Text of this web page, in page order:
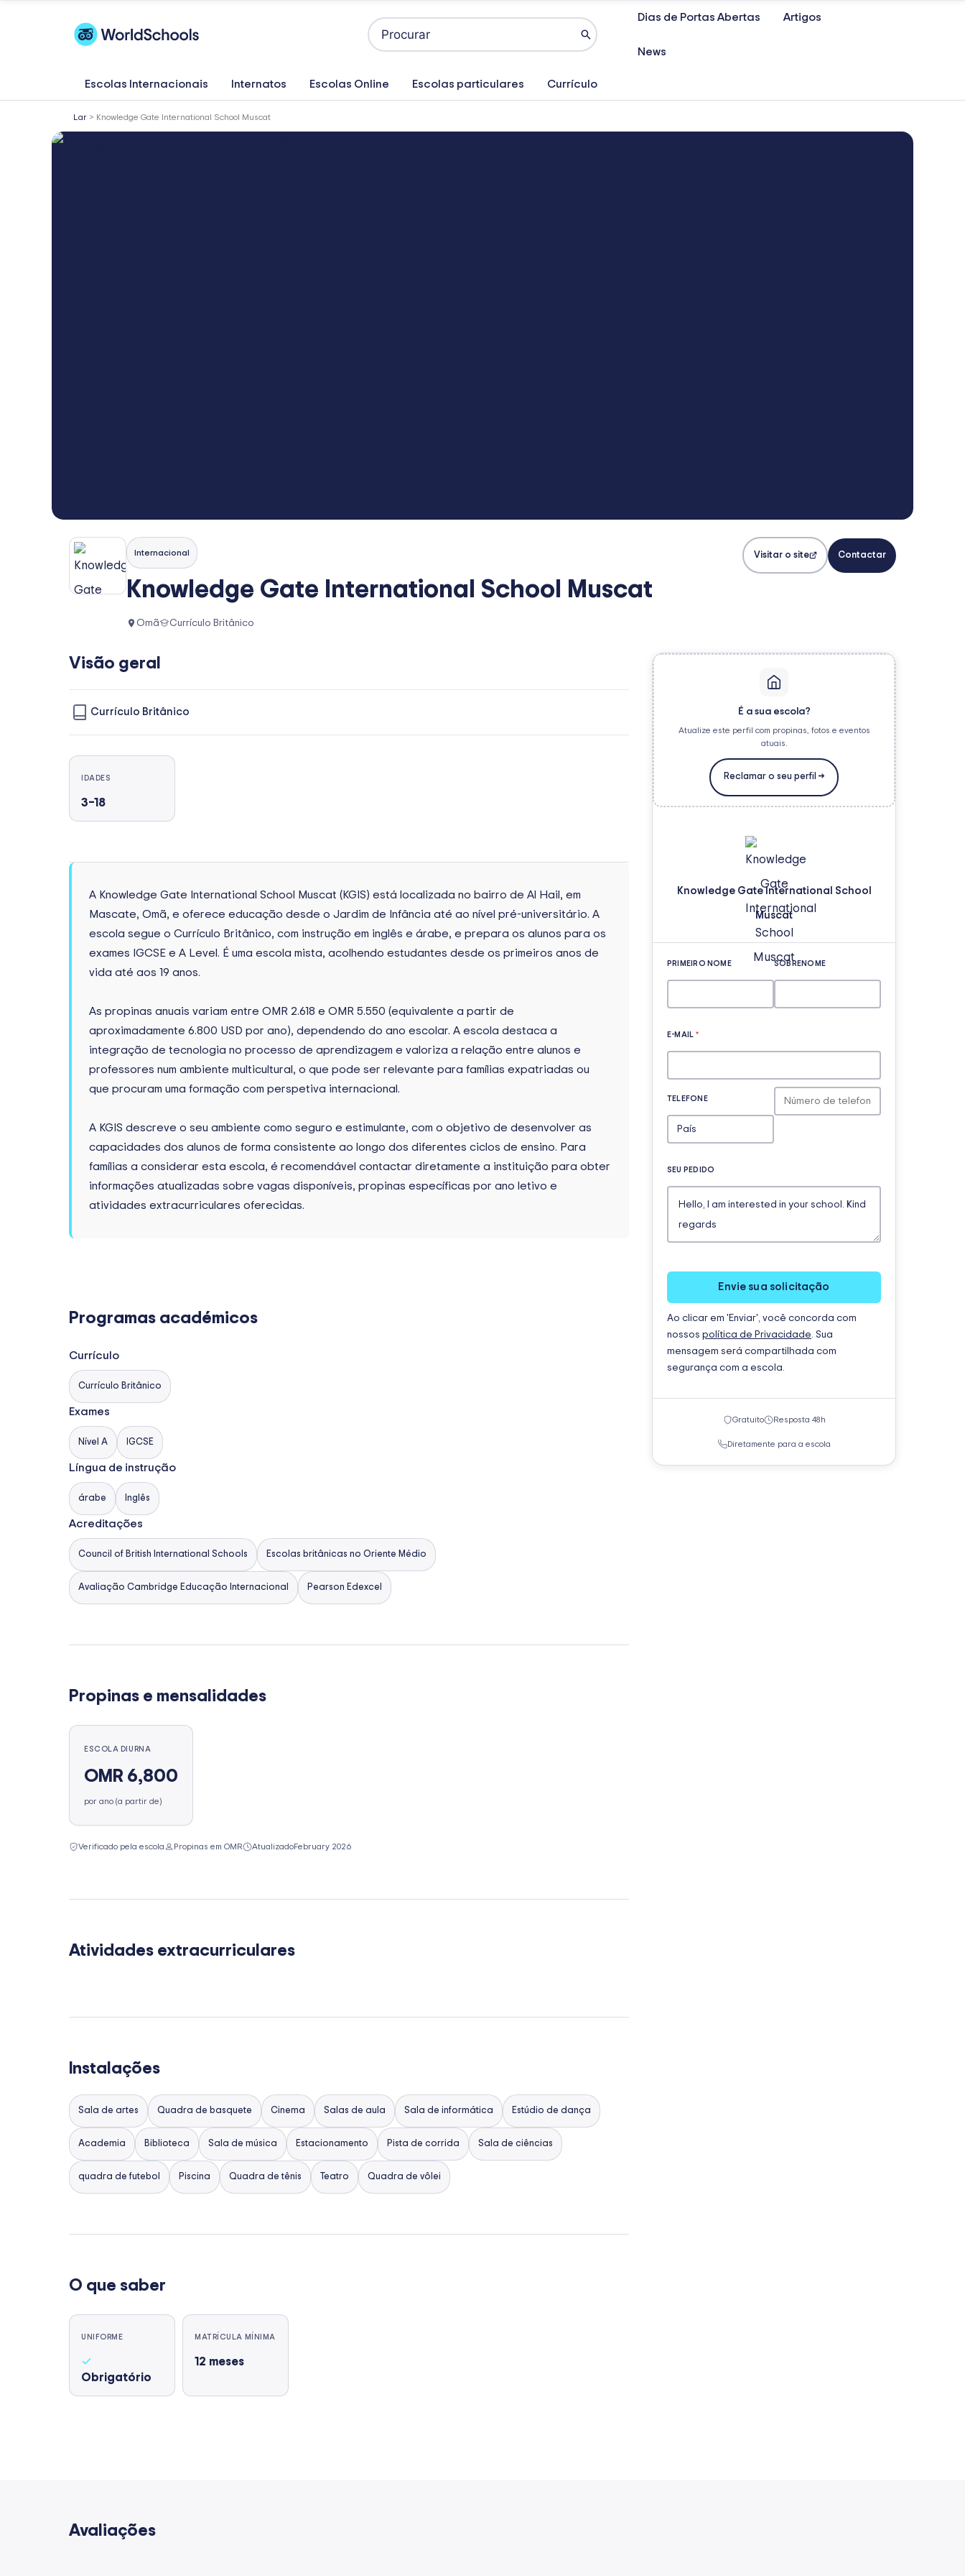
Search
for:
Dias de Portas Abertas Artigos
News
Escolas Internacionais Internatos Escolas Online Escolas particulares Currículo
Lar > Knowledge Gate International School Muscat
Internacional
Knowledge Gate International School Muscat
Omã Currículo Britânico
Visitar o site Contactar
Visão geral
Currículo Britânico
IDADES
3–18
A Knowledge Gate International School Muscat (KGIS) está localizada no bairro de Al Hail, em
Mascate, Omã, e oferece educação desde o Jardim de Infância até ao nível pré-universitário. A
escola segue o Currículo Britânico, com instrução em inglês e árabe, e prepara os alunos para os
exames IGCSE e A Level. É uma escola mista, acolhendo estudantes desde os primeiros anos de
vida até aos 19 anos.
As propinas anuais variam entre OMR 2.618 e OMR 5.550 (equivalente a partir de
aproximadamente 6.800 USD por ano), dependendo do ano escolar. A escola destaca a
integração de tecnologia no processo de aprendizagem e valoriza a relação entre alunos e
professores num ambiente multicultural, o que pode ser relevante para famílias expatriadas ou
que procuram uma formação com perspetiva internacional.
A KGIS descreve o seu ambiente como seguro e estimulante, com o objetivo de desenvolver as
capacidades dos alunos de forma consistente ao longo dos diferentes ciclos de ensino. Para
famílias a considerar esta escola, é recomendável contactar diretamente a instituição para obter
informações atualizadas sobre vagas disponíveis, propinas específicas por ano letivo e
atividades extracurriculares oferecidas.
Programas académicos
Currículo
Currículo Britânico
Exames
Nível A IGCSE
Língua de instrução
árabe Inglês
Acreditações
Council of British International Schools Escolas britânicas no Oriente Médio
Avaliação Cambridge Educação Internacional Pearson Edexcel
Propinas e mensalidades
ESCOLA DIURNA
OMR 6,800
por ano (a partir de)
Verificado pela escola Propinas em OMR AtualizadoFebruary 2026
Atividades extracurriculares
Instalações
Sala de artes Quadra de basquete Cinema Salas de aula Sala de informática Estúdio de dança
Academia Biblioteca Sala de música Estacionamento Pista de corrida Sala de ciências
quadra de futebol Piscina Quadra de tênis Teatro Quadra de vôlei
O que saber
UNIFORME
Obrigatório
MATRÍCULA MÍNIMA
12 meses
É a sua escola?
Atualize este perfil com propinas, fotos e eventos
atuais.
Reclamar o seu perfil →
Knowledge Gate International School
Muscat
PRIMEIRO NOME SOBRENOME
E-MAIL *
TELEFONE
SEU PEDIDO
Envie sua solicitação
Ao clicar em 'Enviar', você concorda com
nossos política de Privacidade. Sua
mensagem será compartilhada com
segurança com a escola.
Gratuito Resposta 48h
Diretamente para a escola
Avaliações